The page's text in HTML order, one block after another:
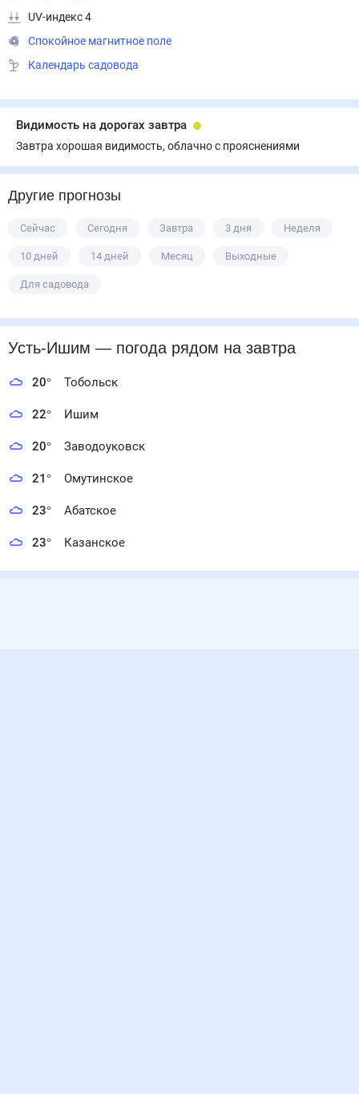
UV-индекс 4
Спокойное магнитное поле
Календарь садовода
Видимость на дорогах завтра
Завтра хорошая видимость, облачно с прояснениями
Другие прогнозы
Сейчас Сегодня Завтра 3 дня Неделя
10 дней 14 дней Месяц Выходные
Для садовода
Усть-Ишим— погода рядомна завтра
20° Тобольск
22° Ишим
20° Заводоуковск
21° Омутинское
23° Абатское
23° Казанское